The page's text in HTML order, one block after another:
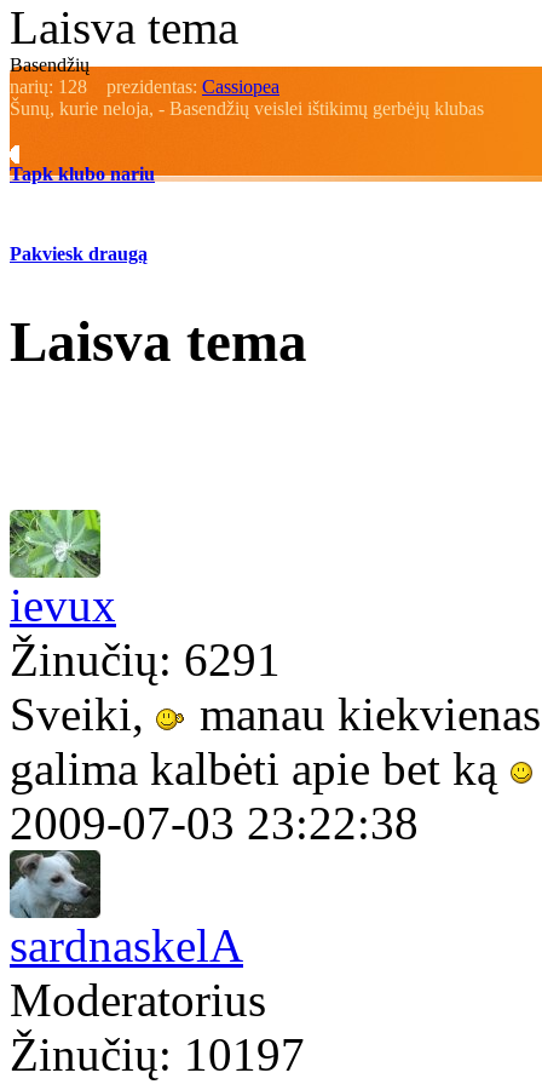
Laisva tema
Basendžių
narių: 128 prezidentas: Cassiopea
Šunų, kurie neloja, - Basendžių veislei ištikimų gerbėjų klubas
Tapk klubo nariu
Pakviesk draugą
Laisva tema
ievux
Žinučių: 6291
Sveiki,
manau
galima kalbėti apie bet ką
2009-07-03 23:22:38
sardnaskelA
Moderatorius
Žinučių: 10197